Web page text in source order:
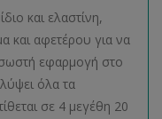
και ελαστίνη,
και αφετέρου για να
σωστή εφαρμογή στο
όλα τα
σε 4 μεγέθη 20